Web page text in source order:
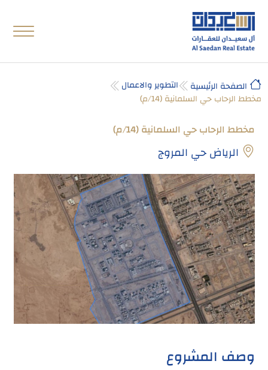
الصفحة الرئيسية
التطوير والاعمال
مخطط الرحاب حي السلمانية (14/م)
مخطط الرحاب حي السلمانية (14/م)
الرياض حي المروج
وصف المشروع